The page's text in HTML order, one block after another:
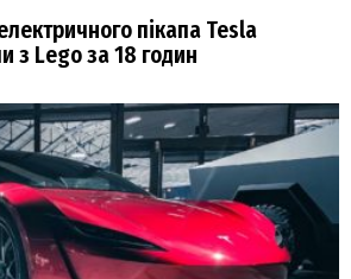
пікапа Tesla
з Lego за 18 годин